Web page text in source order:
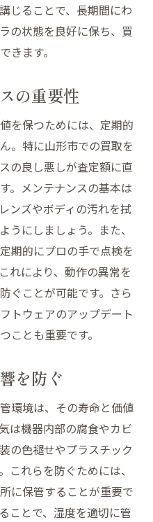
じることで、長期間にわ
の状態を良好に保ち、買
きます。
の重要性
を保つためには、定期的
。特に山形市での買取を
の良し悪しが査定額に直
。メンテナンスの基本は
ンズやボディの汚れを拭
うにしましょう。また、
期的にプロの手で点検を
れにより、動作の異常を
ぐことが可能です。さら
トウェアのアップデート
ことも重要です。
を防ぐ
環境は、その寿命と価値
は機器内部の腐食やカビ
の色褪せやプラスチック
これらを防ぐためには、
に保管することが重要で
ことで、湿度を適切に管